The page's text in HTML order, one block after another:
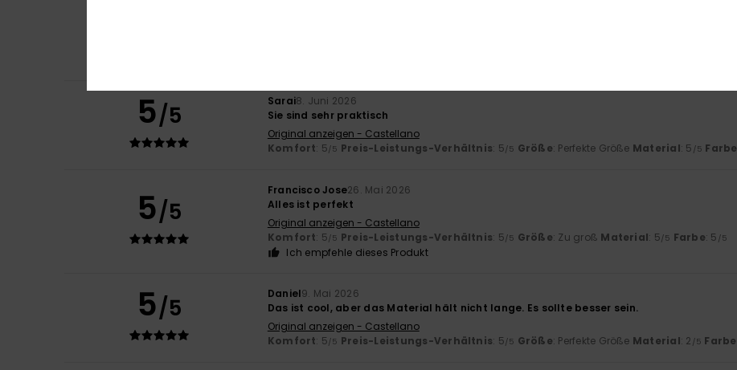
5/5 Sarai8. Juni 2026
Sie sind sehr praktisch
Original anzeigen - Castellano
Komfort: 5/5 Preis-Leistungs-Verhältnis: 5/5 Größe: Perfekte Größe Material: 5 /5 Farbe
5/5
Francisco Jose26. Mai 2026
Alles ist perfekt
Original anzeigen - Castellano
Komfort: 5/5 Preis-Leistungs-Verhältnis: 5/5 Größe: Zu groß Material: 5/5 Farbe: 5 /5
Ich empfehle dieses Produkt
5/5 Daniel9. Mai 2026
Das ist cool, aber das Material hält nicht lange. Es sollte besser sein.
Original anzeigen - Castellano
Komfort: 5/5 Preis-Leistungs-Verhältnis: 5/5 Größe: Perfekte Größe Material: 2 /5 Farbe